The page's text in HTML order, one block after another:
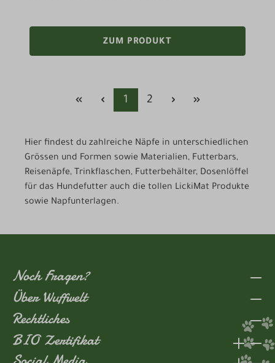
ZUM PRODUKT
Seite
1 Seite
2
Hier findest du zahlreiche Näpfe in unterschiedlichen
Grössen und Formen sowie Materialien, Futterbars,
Reisenäpfe, Trinkflaschen, Futterbehälter, Dosenlöffel
für das Hundefutter auch die tollen LickiMat Produkte
sowie Napfunterlagen.
Noch Fragen?
Über Wuffwelt
Rechtliches
BIO Zertifikat